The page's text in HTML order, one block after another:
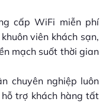
cấp WiFi miễn phí
viên khách sạn,
mạch suốt thời gian
chuyên nghiệp luôn
trợ khách hàng tất